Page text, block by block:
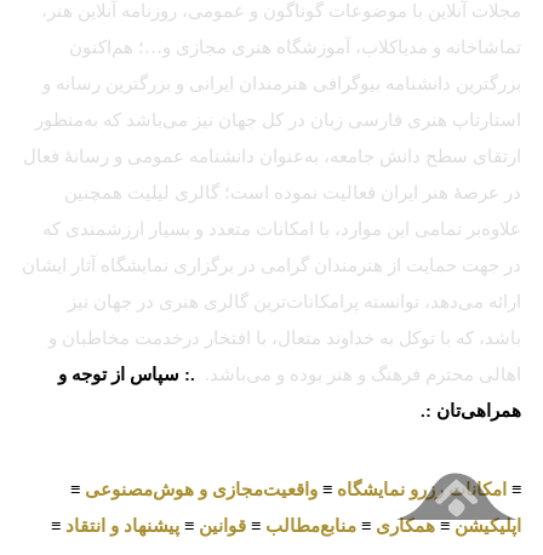
مجلات آنلاین با موضوعات گوناگون و عمومی، روزنامه آنلاین هنر،
تماشاخانه و مدیاکلاب، آموزشگاه هنری مجازی و…؛ هم‌اکنون
بزرگترین دانشنامه بیوگرافی هنرمندان ایرانی و بزرگترین رسانه و
استارتاپ هنری فارسی زبان در کل جهان نیز می‌باشد که به‌منظور
ارتقای سطح دانش جامعه، به‌عنوان دانشنامه عمومی و رسانهٔ فعال
در عرصهٔ هنر ایران فعالیت نموده است؛ گالری لیلیت همچنین
علاوه‌بر تمامی این موارد، با امکانات متعدد و بسیار ارزشمندی که
در جهت حمایت از هنرمندان گرامی در برگزاری نمایشگاه آثار ایشان
ارائه می‌دهد، توانسته پرامکانات‌ترین گالری هنری در جهان نیز
باشد، که با توکل به خداوند متعال، با افتخار درخدمت مخاطبان و
اهالی محترم فرهنگ و هنر بوده و می‌باشد. .: سپاس از توجه و
همراهی‌تان :.
≡ امکانات رزرو نمایشگاه ≡ واقعیت‌مجازی و هوش‌مصنوعی ≡
اپلیکیشن≡همکاری ≡ منابع‌مطالب ≡ قوانین ≡ پیشنهاد و انتقاد ≡